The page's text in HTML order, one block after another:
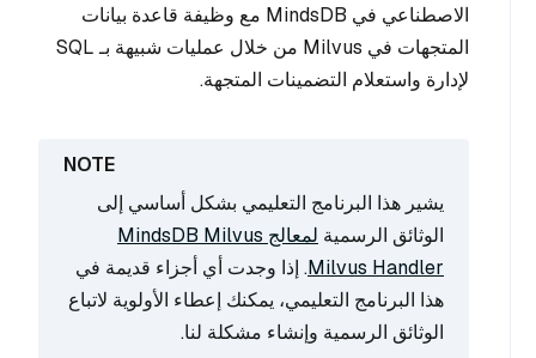
الاصطناعي في MindsDB مع وظيفة قاعدة بيانات
المتجهات في Milvus من خلال عمليات شبيهة بـ SQL
لإدارة واستعلام التضمينات المتجهة.
يشير هذا البرنامج التعليمي بشكل أساسي إلى
الوثائق الرسمية
لمعالج MindsDB Milvus
Milvus Handler. إذا وجدت أي أجزاء قديمة في
هذا البرنامج التعليمي، يمكنك إعطاء الأولوية لاتباع
الوثائق الرسمية وإنشاء مشكلة لنا.